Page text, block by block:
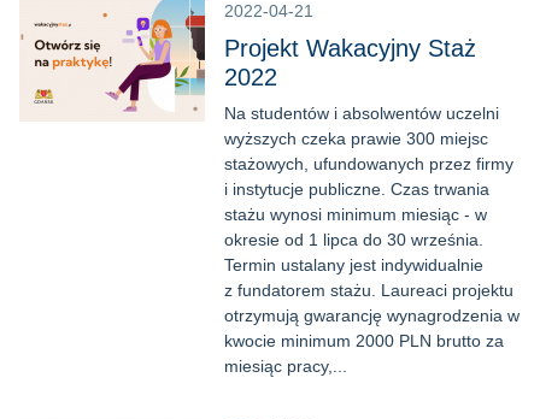
2022-04-21
Projekt Wakacyjny Staż
2022
Na studentów i absolwentów uczelni
wyższych czeka prawie 300 miejsc
stażowych, ufundowanych przez firmy
i instytucje publiczne. Czas trwania
stażu wynosi minimum miesiąc - w
okresie od 1 lipca do 30 września.
Termin ustalany jest indywidualnie
z fundatorem stażu. Laureaci projektu
otrzymują gwarancję wynagrodzenia w
kwocie minimum 2000 PLN brutto za
miesiąc pracy,...